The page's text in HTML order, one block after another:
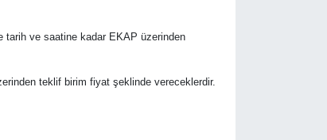
tarih ve saatine kadar EKAP üzerinden
teklif birim fiyat şeklinde vereceklerdir.